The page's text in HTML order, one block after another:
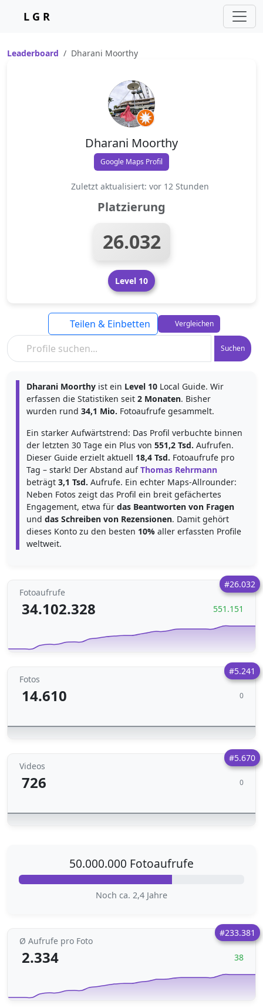
L G R
Leaderboard Dharani Moorthy
Dharani Moorthy
Google Maps Profil
Zuletzt aktualisiert: vor 12 Stunden
Platzierung
26.032
Level 10
Suchen
Teilen & Einbetten Vergleichen
Dharani Moorthy ist ein Level 10 Local Guide. Wir
erfassen die Statistiken seit 2 Monaten. Bisher
wurden rund 34,1 Mio. Fotoaufrufe gesammelt.
Ein starker Aufwärtstrend: Das Profil verbuchte binnen
der letzten 30 Tage ein Plus von 551,2 Tsd. Aufrufen.
Dieser Guide erzielt aktuell 18,4 Tsd. Fotoaufrufe pro
Tag – stark! Der Abstand aufThomas Rehrmann
beträgt 3,1 Tsd. Aufrufe. Ein echter Maps-Allrounder:
Neben Fotos zeigt das Profil ein breit gefächertes
Engagement, etwa für das Beantworten von Fragen
und das Schreiben von Rezensionen. Damit gehört
dieses Konto zu den besten 10% aller erfassten Profile
weltweit.
#26.032
Fotoaufrufe
34.102.328 551.151
#5.241
Fotos
14.610 0
#5.670
Videos
726 0
50.000.000 Fotoaufrufe
Noch ca. 2,4 Jahre
#233.381
Ø Aufrufe pro Foto
2.334 38